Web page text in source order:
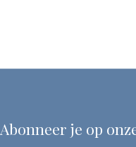
Abonneer je op